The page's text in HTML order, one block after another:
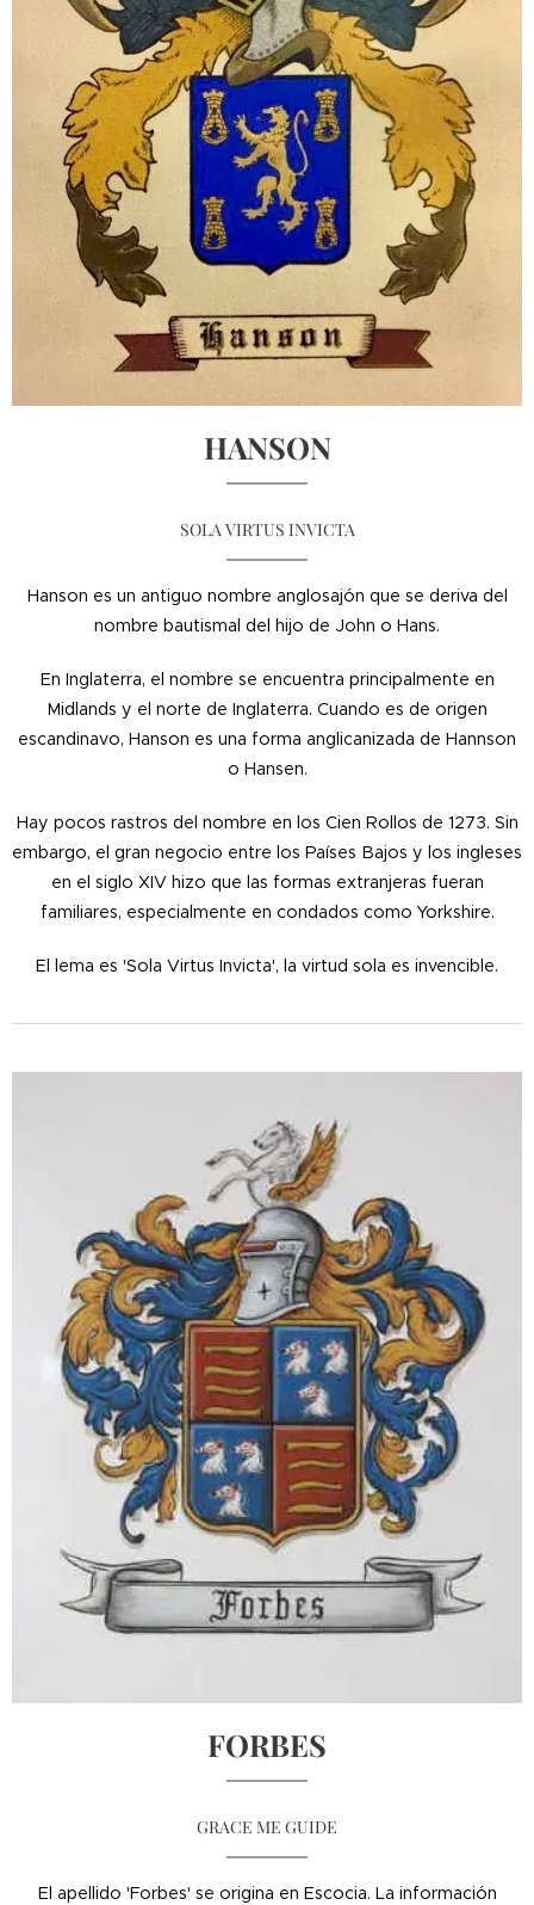
HANSON
SOLA VIRTUS INVICTA
Hanson es un antiguo nombre anglosajón que se deriva del
nombre bautismal del hijo de John o Hans.
En Inglaterra, el nombre se encuentra principalmente en
Midlands y el norte de Inglaterra. Cuando es de origen
escandinavo, Hanson es una forma anglicanizada de Hannson
o Hansen.
Hay pocos rastros del nombre en los Cien Rollos de 1273. Sin
embargo, el gran negocio entre los Países Bajos y los ingleses
en el siglo XIV hizo que las formas extranjeras fueran
familiares, especialmente en condados como Yorkshire.
El lema es 'Sola Virtus Invicta', la virtud sola es invencible.
FORBES
GRACE ME GUIDE
El apellido 'Forbes' se origina en Escocia. La información